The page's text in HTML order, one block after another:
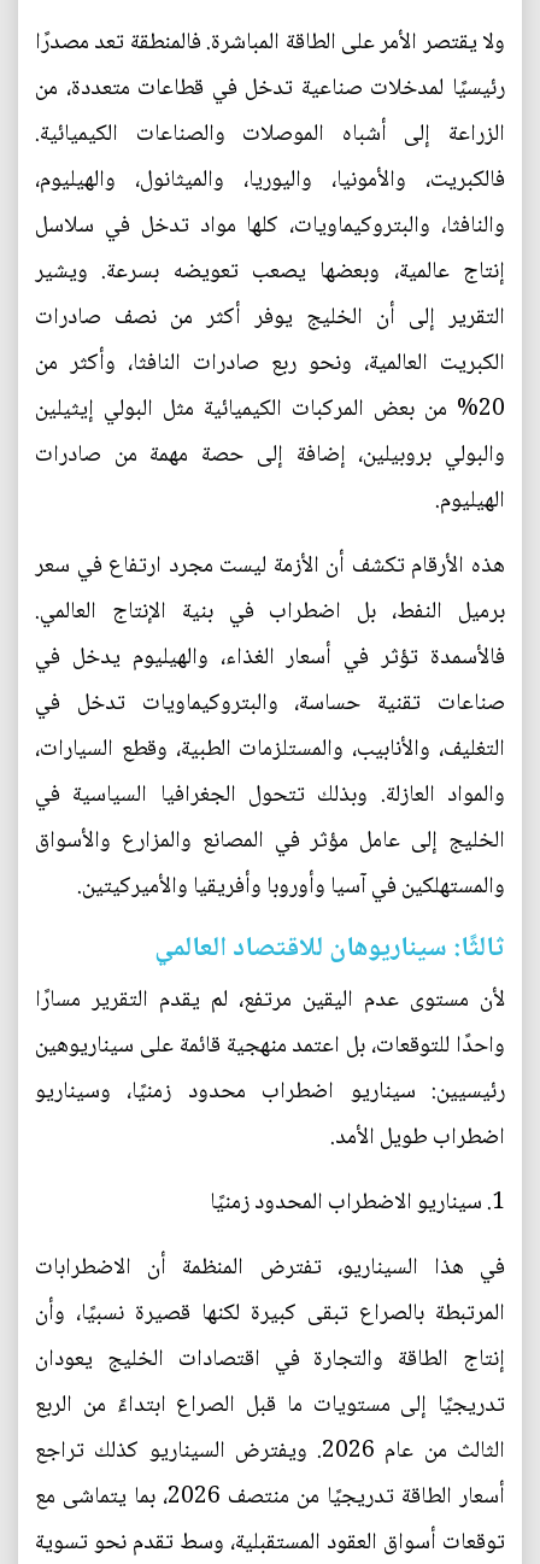
ولا يقتصر الأمر على الطاقة المباشرة. فالمنطقة تعد مصدرًا
رئيسيًا لمدخلات صناعية تدخل في قطاعات متعددة، من
الزراعة إلى أشباه الموصلات والصناعات الكيميائية.
فالكبريت، والأمونيا، واليوريا، والميثانول، والهيليوم،
والنافثا، والبتروكيماويات، كلها مواد تدخل في سلاسل
إنتاج عالمية، وبعضها يصعب تعويضه بسرعة. ويشير
التقرير إلى أن الخليج يوفر أكثر من نصف صادرات
الكبريت العالمية، ونحو ربع صادرات النافثا، وأكثر من
20% من بعض المركبات الكيميائية مثل البولي إيثيلين
والبولي بروبيلين، إضافة إلى حصة مهمة من صادرات
الهيليوم.
هذه الأرقام تكشف أن الأزمة ليست مجرد ارتفاع في سعر
برميل النفط، بل اضطراب في بنية الإنتاج العالمي.
فالأسمدة تؤثر في أسعار الغذاء، والهيليوم يدخل في
صناعات تقنية حساسة، والبتروكيماويات تدخل في
التغليف، والأنابيب، والمستلزمات الطبية، وقطع السيارات،
والمواد العازلة. وبذلك تتحول الجغرافيا السياسية في
الخليج إلى عامل مؤثر في المصانع والمزارع والأسواق
والمستهلكين في آسيا وأوروبا وأفريقيا والأميركيتين.
ثالثًا: سيناريوهان للاقتصاد العالمي
لأن مستوى عدم اليقين مرتفع، لم يقدم التقرير مسارًا
واحدًا للتوقعات، بل اعتمد منهجية قائمة على سيناريوهين
رئيسيين: سيناريو اضطراب محدود زمنيًا، وسيناريو
اضطراب طويل الأمد.
1. سيناريو الاضطراب المحدود زمنيًا
في هذا السيناريو، تفترض المنظمة أن الاضطرابات
المرتبطة بالصراع تبقى كبيرة لكنها قصيرة نسبيًا، وأن
إنتاج الطاقة والتجارة في اقتصادات الخليج يعودان
تدريجيًا إلى مستويات ما قبل الصراع ابتداءً من الربع
الثالث من عام 2026. ويفترض السيناريو كذلك تراجع
أسعار الطاقة تدريجيًا من منتصف 2026، بما يتماشى مع
توقعات أسواق العقود المستقبلية، وسط تقدم نحو تسوية